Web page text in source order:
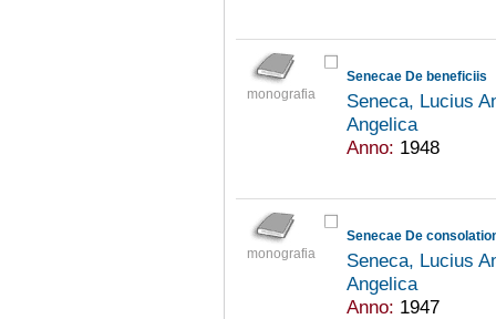
monografia
Senecae De beneficiis
Seneca, Lucius
Angelica
Anno: 1948
monografia
Senecae De
Seneca, Lucius
Angelica
Anno: 1947